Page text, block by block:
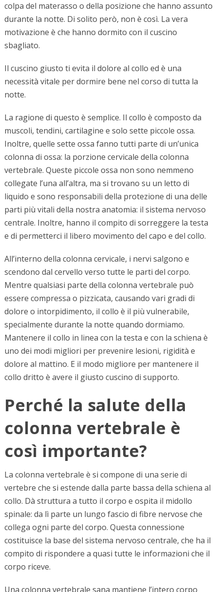
colpa del materasso o della posizione che hanno assunto
durante la notte. Di solito però, non è così. La vera
motivazione è che hanno dormito con il cuscino
sbagliato.
Il cuscino giusto ti evita il dolore al collo ed è una
necessità vitale per dormire bene nel corso di tutta la
notte.
La ragione di questo è semplice. Il collo è composto da
muscoli, tendini, cartilagine e solo sette piccole ossa.
Inoltre, quelle sette ossa fanno tutti parte di un’unica
colonna di ossa: la porzione cervicale della colonna
vertebrale. Queste piccole ossa non sono nemmeno
collegate l’una all’altra, ma si trovano su un letto di
liquido e sono responsabili della protezione di una delle
parti più vitali della nostra anatomia: il sistema nervoso
centrale. Inoltre, hanno il compito di sorreggere la testa
e di permetterci il libero movimento del capo e del collo.
All’interno della colonna cervicale, i nervi salgono e
scendono dal cervello verso tutte le parti del corpo.
Mentre qualsiasi parte della colonna vertebrale può
essere compressa o pizzicata, causando vari gradi di
dolore o intorpidimento, il collo è il più vulnerabile,
specialmente durante la notte quando dormiamo.
Mantenere il collo in linea con la testa e con la schiena è
uno dei modi migliori per prevenire lesioni, rigidità e
dolore al mattino. E il modo migliore per mantenere il
collo dritto è avere il giusto cuscino di supporto.
Perché la salute della
colonna vertebrale è
così importante?
La colonna vertebrale è si compone di una serie di
vertebre che si estende dalla parte bassa della schiena al
collo. Dà struttura a tutto il corpo e ospita il midollo
spinale: da lì parte un lungo fascio di fibre nervose che
collega ogni parte del corpo. Questa connessione
costituisce la base del sistema nervoso centrale, che ha il
compito di rispondere a quasi tutte le informazioni che il
corpo riceve.
Una colonna vertebrale sana mantiene l’intero corpo